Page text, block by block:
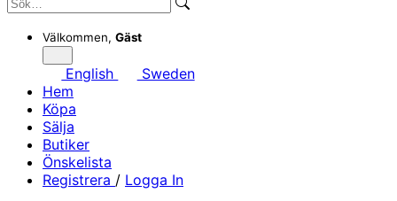
Välkommen, Gäst
English
Sweden
Hem
Köpa
Sälja
Butiker
Önskelista
Registrera / Logga In